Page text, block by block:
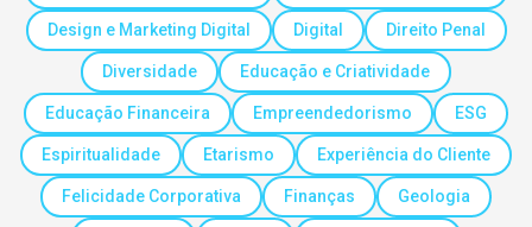
Design e Marketing Digital Digital Direito Penal
Diversidade Educação e Criatividade
Educação Financeira Empreendedorismo ESG
Espiritualidade Etarismo Experiência do Cliente
Felicidade Corporativa Finanças Geologia